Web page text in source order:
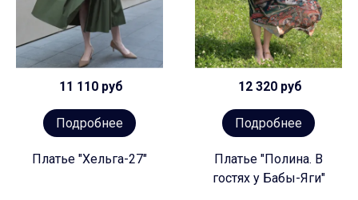
11 110 руб
Подробнее
Платье "Хельга-27"
12 320 руб
Подробнее
Платье "Полина. В
гостях у Бабы-Яги"